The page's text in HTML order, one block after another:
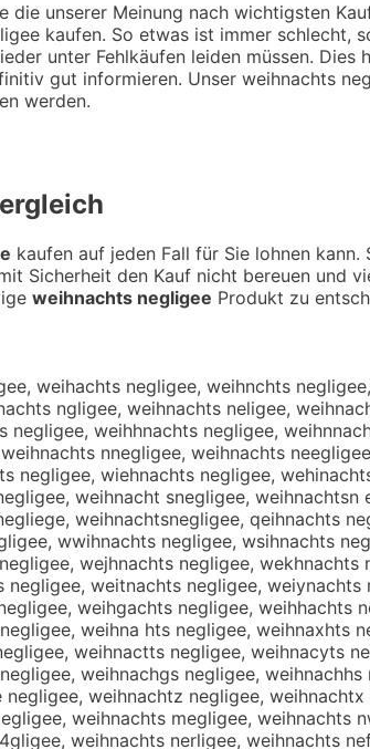
unserer Meinung nach wichtigsten
kaufen. So etwas ist immer schlecht,
unter Fehlkäufen leiden müssen. Dies
gut informieren. Unser weihnachts
werden.
kaufen auf jeden Fall für Sie lohnen
Sicherheit den Kauf nicht bereuen und
weihnachts negligee Produkt zu
weihachts negligee, weihnchts
ngligee, weihnachts neligee,
weihhnachts negligee,
nnegligee, weihnachts
wiehnachts negligee,
weihnacht snegligee,
weihnachtsnegligee, qeihnachts
wwihnachts negligee, wsihnachts
wejhnachts negligee,
weitnachts negligee,
weihgachts negligee, weihhachts
weihna hts negligee, weihnaxhts
weihnactts negligee, weihnacyts
weihnachgs negligee,
weihnachtz negligee,
weihnachts megligee, weihnachts
weihnachts nerligee, weihnachts